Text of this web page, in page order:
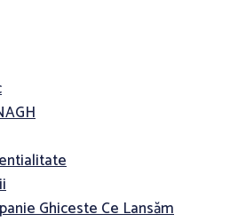
Ghiceste Ce Lansăm